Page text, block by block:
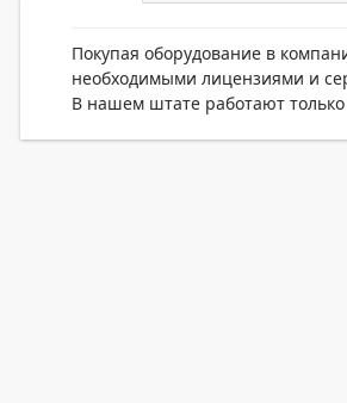
Покупая оборудование в
необходимыми лицензиями и
В нашем штате работают